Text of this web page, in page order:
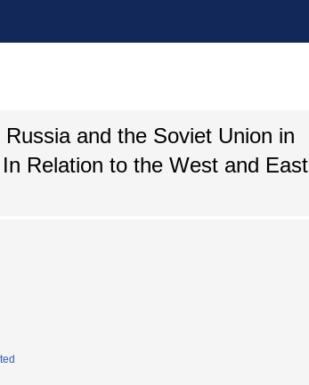
and the Soviet Union in
Relation to the West and East